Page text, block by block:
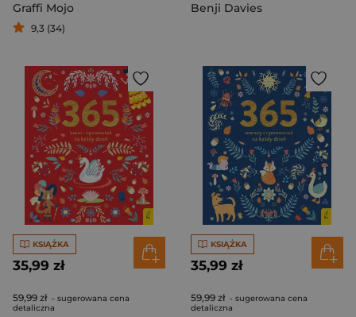
Graffi Mojo
9,3 (34)
Benji Davies
KSIĄŻKA
35,99 zł
59,99 zł - sugerowana cena
detaliczna
KSIĄŻKA
35,99 zł
59,99 zł - sugerowana cena
detaliczna